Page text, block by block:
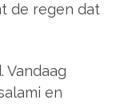
de regen dat
Vandaag
en